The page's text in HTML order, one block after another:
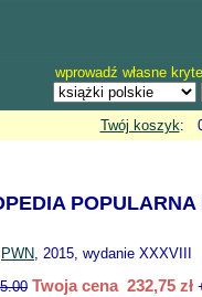
wprowadź własne
Twój koszyk:
POPULARNA
PWN, 2015, wydanie XXXVIII
Twoja cena 232,75 zł